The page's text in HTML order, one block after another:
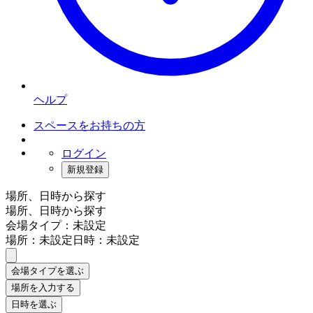
ヘルプ
スペースをお持ちの方
ログイン
新規登録
場所、日時から探す
場所、日時から探す
会場タイプ：未設定
場所：未設定日時：未設定
会場タイプを選ぶ
場所を入力する
日時を選ぶ